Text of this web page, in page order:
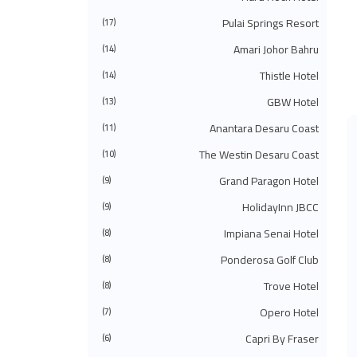
◄مايو 2024 (34)
◄مارس 2024 (73)
◄فبراير 2024
◄يناير 2024
◄
2023
(483)
◄نوفمبر 2023 (40)
◄سبتمبر 2023 (51)
◄أغسطس 2023 (41)
◄يوليو 2023 (40)
◄يونيو 2023 (32)
◄أبريل 2023 (29)
◄مارس 2023 (86)
◄فبراير 2023 (42)
◄يناير 2023
◄
2022
(575)
◄ديسمبر 2022
◄أكتوبر 2022 (35)
Pulai Springs Resort
(17)
Amari Johor Bahru
(14)
Thistle Hotel
(14)
GBW Hotel
(13)
Anantara Desaru Coast
(11)
The Westin Desaru Coast
(10)
Grand Paragon Hotel
(9)
HolidayInn JBCC
(9)
Impiana Senai Hotel
(8)
Ponderosa Golf Club
(8)
Trove Hotel
(8)
Opero Hotel
(7)
Capri By Fraser
(6)